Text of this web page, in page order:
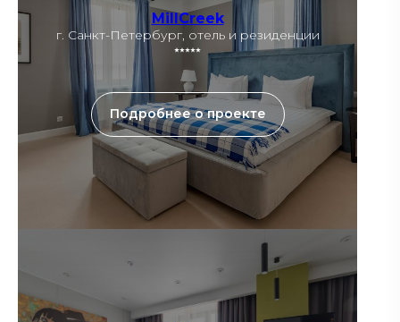
MillCreek
г. Санкт-Петербург, отель и резиденции
⭑⭑⭑⭑⭑
Подробнее о проекте